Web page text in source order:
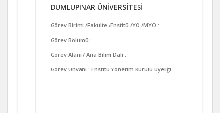
DUMLUPINAR ÜNİVERSİTESİ
Görev Birimi /Fakülte /Enstitü /YO /MYO :
Görev Bölümü :
Görev Alanı / Ana Bilim Dalı :
Görev Ünvanı : Enstitü Yönetim Kurulu üyeliği